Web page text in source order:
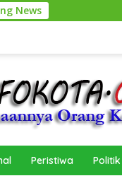
News
Peristiwa Politik